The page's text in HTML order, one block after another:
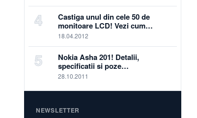
4
Castiga unul din cele 50 de
monitoare LCD! Vezi cum…
18.04.2012
5
Nokia Asha 201! Detalii,
specificatii si poze…
28.10.2011
NEWSLETTER